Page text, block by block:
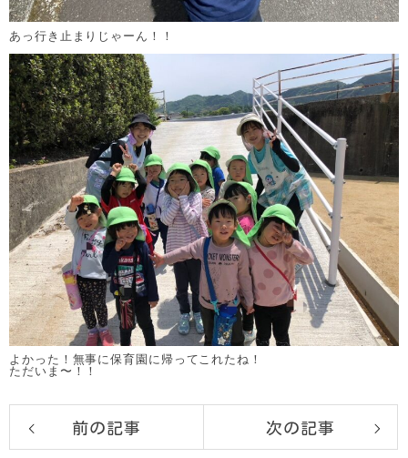
あっ行き止まりじゃーん！！
よかった！無事に保育園に帰ってこれたね！
ただいま〜！！
前の記事 次の記事